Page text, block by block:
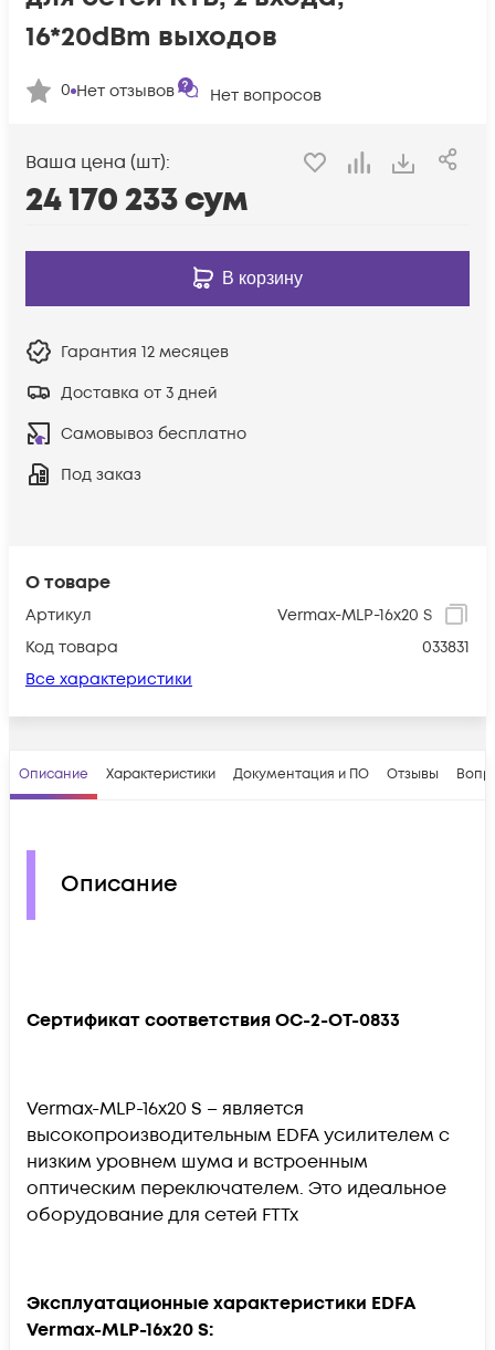
О товаре
Артикул
Vermax-MLP-16x20 S
Код товара
033831
Все характеристики
16*20dBm выходов
0 Нет отзывов Нет вопросов
Ваша цена (шт):
24 170 233сум
В корзину
Гарантия 12 месяцев
Доставка от 3 дней
Самовывоз бесплатно
Под заказ
Описание Характеристики Документация и ПО Отзывы
Описание
Сертификат соответствия OC-2-OT-0833
Vermax-MLP-16x20 S – является
высокопроизводительным EDFA усилителем с
низким уровнем шума и встроенным
оптическим переключателем. Это идеальное
оборудование для сетей FTTx
Эксплуатационные характеристики EDFA
Vermax-MLP-16x20 S: